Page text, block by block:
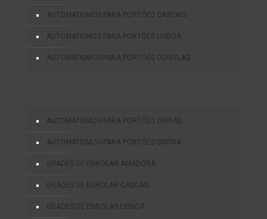
AUTOMATISMOS PARA PORTÕES CASCAIS
AUTOMATISMOS PARA PORTÕES LISBOA
AUTOMATISMOS PARA PORTÕES ODIVELAS
AUTOMATISMOS PARA PORTÕES OEIRAS
AUTOMATISMOS PARA PORTÕES SINTRA
GRADES DE ENROLAR AMADORA
GRADES DE ENROLAR CASCAIS
GRADES DE ENROLAR LISBOA